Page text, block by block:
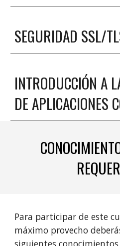
SEGURIDAD SSL/
INTRODUCCIÓN A
DE APLICACIONES
Para participar de este
máximo provecho
siguientes conocimientos